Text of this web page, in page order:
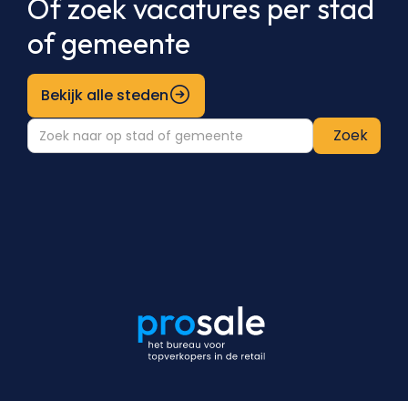
Of zoek vacatures per stad
of gemeente
Bekijk alle steden